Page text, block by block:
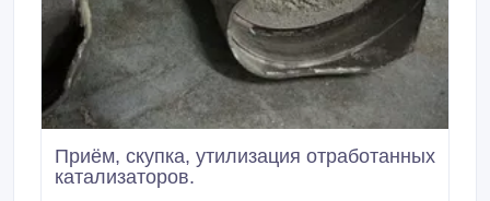
Приём, скупка, утилизация отработанных
катализаторов.